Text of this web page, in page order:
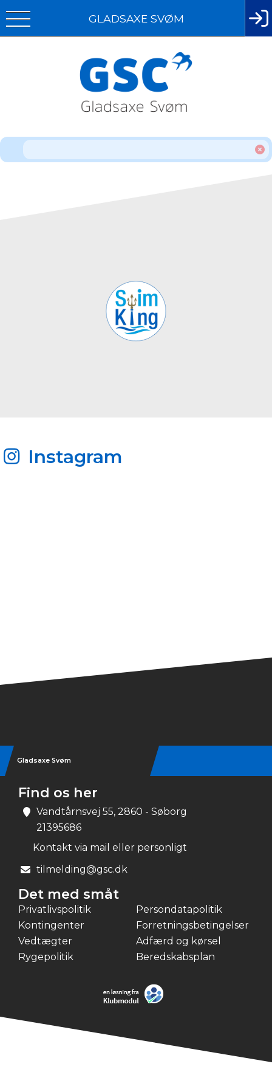
GLADSAXE SVØM
Instagram
Gladsaxe Svøm
Find os her
Vandtårnsvej 55, 2860 - Søborg
21395686
Kontakt via mail eller personligt
tilmelding@gsc.dk
Det med småt
Privatlivspolitik
Persondatapolitik
Kontingenter
Forretningsbetingelser
Vedtægter
Adfærd og kørsel
Rygepolitik
Beredskabsplan